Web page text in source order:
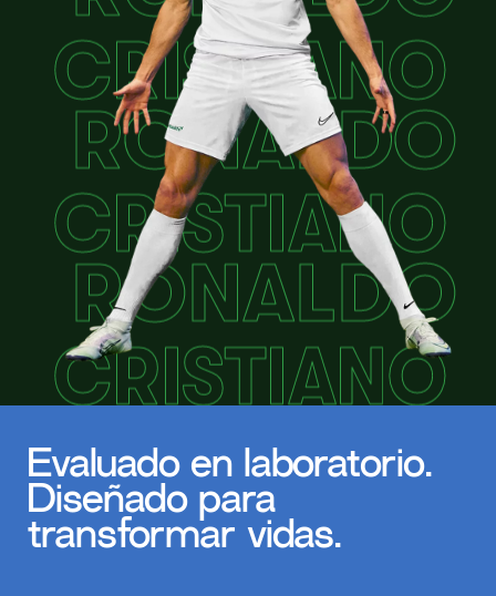
Evaluado en laboratorio.
Diseñado para
transformar vidas.